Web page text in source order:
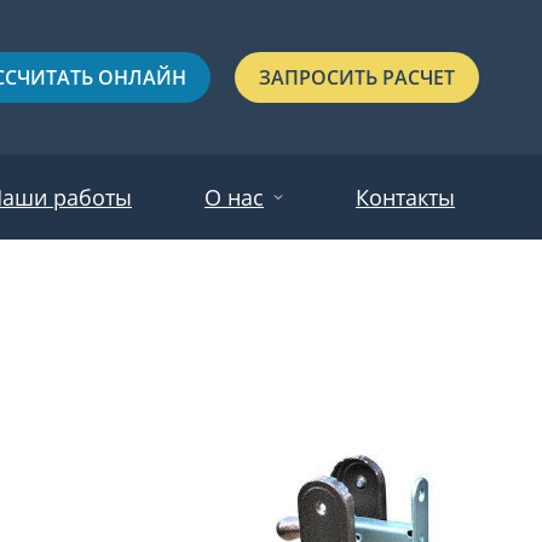
ОНЛАЙН ЗАПРОСИТЬ РАСЧЕТ
С выдавленным рисунком
работы О нас Контакты